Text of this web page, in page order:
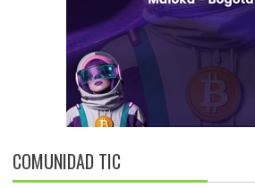
COMUNIDAD TIC